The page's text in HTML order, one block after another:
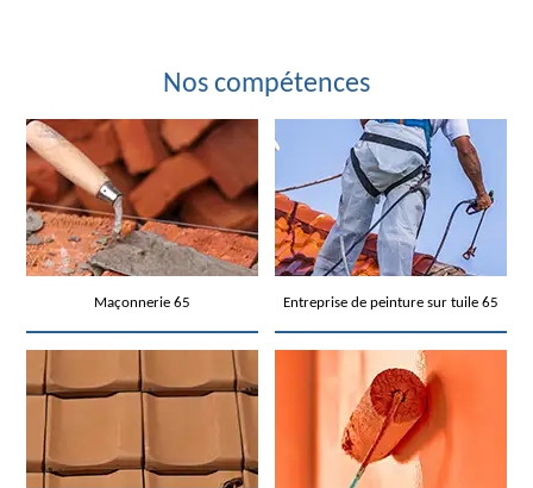
Nos compétences
Maçonnerie 65 Entreprise de peinture sur tuile 65